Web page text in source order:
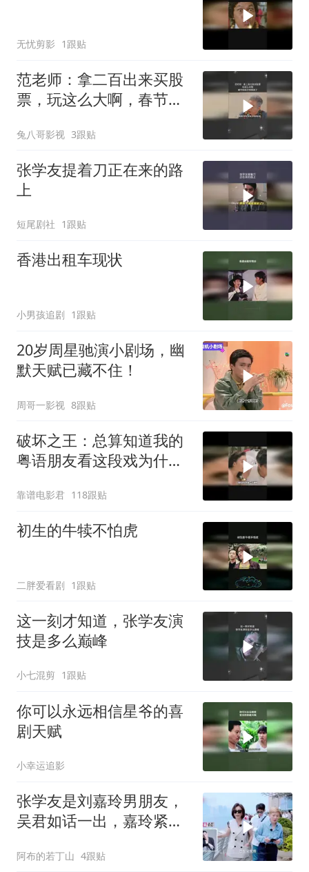
无忧剪影 1跟贴
范老师：拿二百出来买股
票，玩这么大啊，春节档
兔八哥影视 3跟贴
张学友提着刀正在来的路
上
短尾剧社 1跟贴
香港出租车现状
小男孩追剧 1跟贴
20岁周星驰演小剧场，幽
默天赋已藏不住！
周哥一影视 8跟贴
破坏之王：总算知道我的
粤语朋友看这段戏为什么
靠谱电影君 118跟贴
初生的牛犊不怕虎
二胖爱看剧 1跟贴
这一刻才知道，张学友演
技是多么巅峰
小七混剪 1跟贴
你可以永远相信星爷的喜
剧天赋
小幸运追影
张学友是刘嘉玲男朋友，
吴君如话一出，嘉玲紧急
阿布的若丁山 4跟贴